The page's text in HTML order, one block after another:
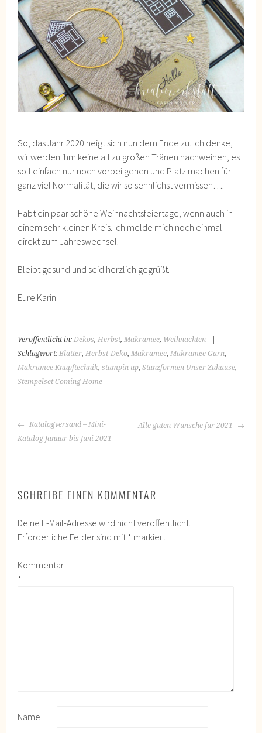
So, das Jahr 2020 neigt sich nun dem Ende zu. Ich denke,
wir werden ihm keine all zu großen Tränen nachweinen, es
soll einfach nur noch vorbei gehen und Platz machen für
ganz viel Normalität, die wir so sehnlichst vermissen….
Habt ein paar schöne Weihnachtsfeiertage, wenn auch in
einem sehr kleinen Kreis. Ich melde mich noch einmal
direkt zum Jahreswechsel.
Bleibt gesund und seid herzlich gegrüßt.
Eure Karin
Veröffentlicht in:Dekos,Herbst,Makramee, Weihnachten
Schlagwort:Blätter,Herbst-Deko,Makramee,Makramee Garn,
Makramee Knüpftechnik,stampin up,Stanzformen Unser Zuhause,
Stempelset Coming Home
BEITRAGS-
NAVIGATION
Katalogversand – Mini-
Katalog Januar bis Juni 2021
Alle guten Wünsche für 2021
SCHREIBE EINEN KOMMENTAR
Deine E-Mail-Adresse wird nicht veröffentlicht.
Erforderliche Felder sind mit * markiert
Kommentar
*
Name